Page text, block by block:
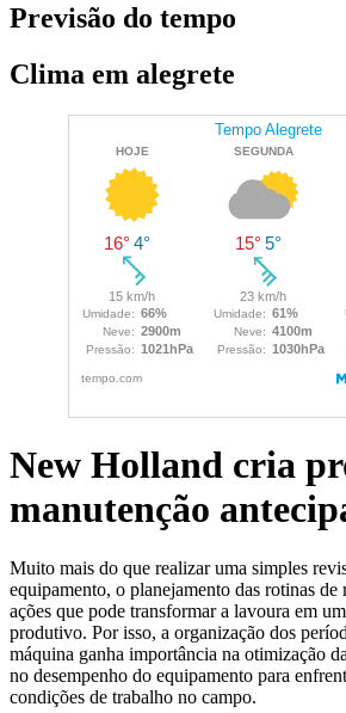
Previsão do tempo
Clima em alegrete
New Holland cria
manutenção
Muito mais do que realizar uma simples
equipamento, o planejamento das rotinas de
ações que pode transformar a lavoura em
produtivo. Por isso, a organização dos
máquina ganha importância na otimização
no desempenho do equipamento para
condições de trabalho no campo.